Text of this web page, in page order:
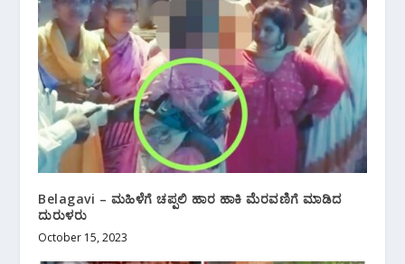
Belagavi – ಮಹಿಳೆಗೆ ಚಪ್ಪಲಿ ಹಾರ ಹಾಕಿ ಮೆರವಣಿಗೆ ಮಾಡಿದ
ದುರುಳರು
October 15, 2023